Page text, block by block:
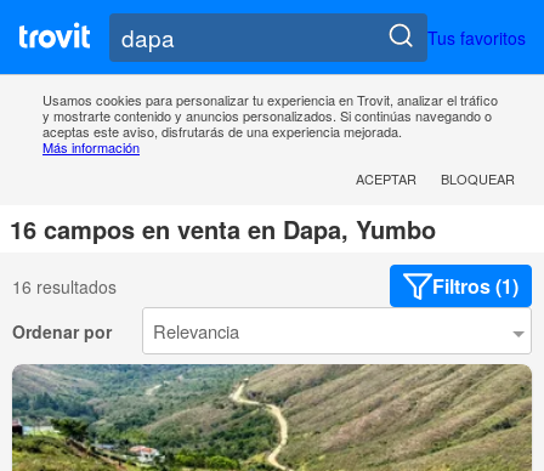
Tus favoritos
Usamos cookies para personalizar tu experiencia en Trovit, analizar el tráfico
y mostrarte contenido y anuncios personalizados. Si continúas navegando o
aceptas este aviso, disfrutarás de una experiencia mejorada.
Más información
ACEPTAR
BLOQUEAR
16 campos en venta en Dapa, Yumbo
16 resultados Filtros (1)
Ordenar por